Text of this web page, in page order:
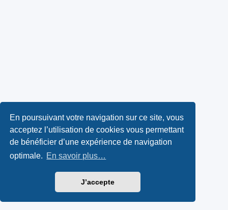
En poursuivant votre navigation sur ce site, vous
acceptez l’utilisation de cookies vous permettant
de bénéficier d’une expérience de navigation
optimale. En savoir plus…
J’accepte